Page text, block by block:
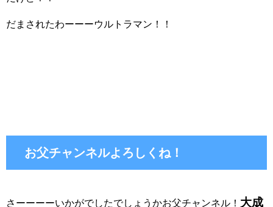
だまされたわーーーウルトラマン！！
お父チャンネルよろしくね！
さーーーーいかがでしたでしょうかお父チャンネル！ 大成